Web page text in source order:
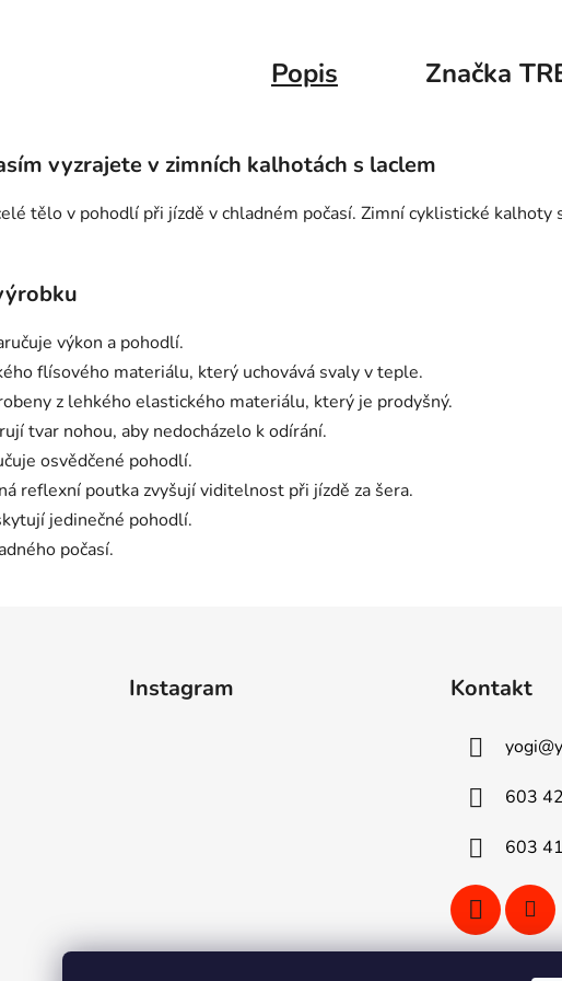
Popis Značka
vyzrajete v zimních kalhotách s laclem
tělo v pohodlí při jízdě v chladném počasí. Zimní cyklistické
výkon a pohodlí.
flísového materiálu, který uchovává svaly v teple.
z lehkého elastického materiálu, který je prodyšný.
tvar nohou, aby nedocházelo k odírání.
osvědčené pohodlí.
reflexní poutka zvyšují viditelnost při jízdě za šera.
jedinečné pohodlí.
počasí.
Instagram Kontakt
yogi@
603
603